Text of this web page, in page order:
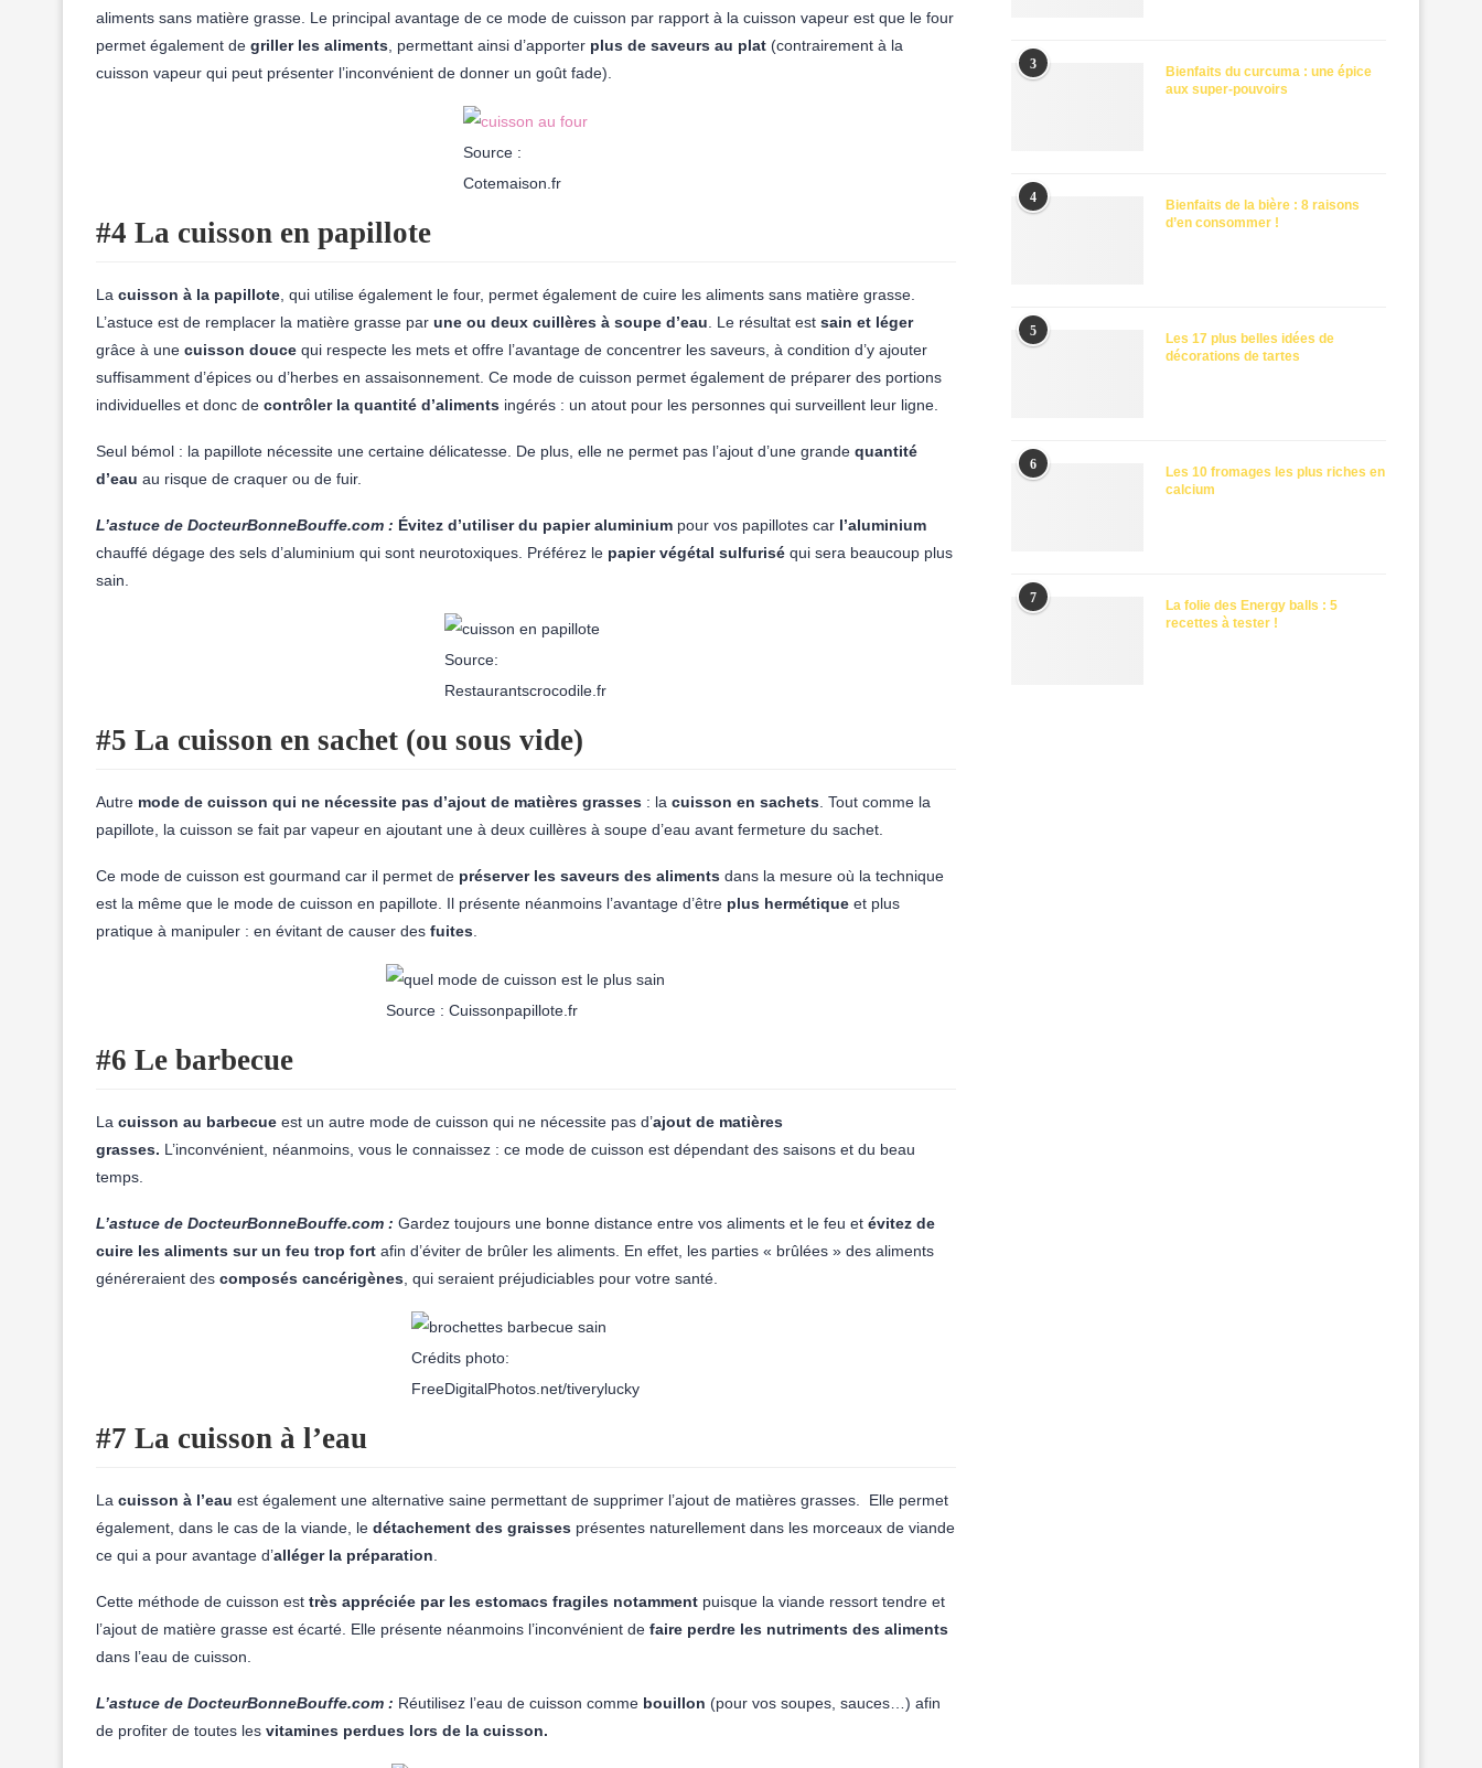
aliments sans matière grasse. Le principal avantage de ce mode de cuisson par rapport à la cuisson vapeur est que le four
permet également de griller les aliments , permettant ainsi d’apporter plus de saveurs au plat (contrairement à la
cuisson vapeur qui peut présenter l’inconvénient de donner un goût fade).
Source :
Cotemaison.fr
#4 La cuisson en papillote
La cuisson à la papillote , qui utilise également le four, permet également de cuire les aliments sans matière grasse.
L’astuce est de remplacer la matière grasse par une ou deux cuillères à soupe d’eau . Le résultat est sain et léger
grâce à une cuisson douce qui respecte les mets et offre l’avantage de concentrer les saveurs, à condition d’y ajouter
suffisamment d’épices ou d’herbes en assaisonnement. Ce mode de cuisson permet également de préparer des portions
individuelles et donc de contrôler la quantité d’aliments ingérés : un atout pour les personnes qui surveillent leur ligne.
Seul bémol : la papillote nécessite une certaine délicatesse. De plus, elle ne permet pas l’ajout d’une grande quantité
d’eau au risque de craquer ou de fuir.
L’astuce de DocteurBonneBouffe.com : Évitez d’utiliser du papier aluminium pour vos papillotes car l’aluminium
chauffé dégage des sels d’aluminium qui sont neurotoxiques. Préférez le papier végétal sulfurisé qui sera beaucoup plus
sain.
Source:
Restaurantscrocodile.fr
#5 La cuisson en sachet (ou sous vide)
Autre mode de cuisson qui ne nécessite pas d’ajout de matières grasses : la cuisson en sachets . Tout comme la
papillote, la cuisson se fait par vapeur en ajoutant une à deux cuillères à soupe d’eau avant fermeture du sachet.
Ce mode de cuisson est gourmand car il permet de préserver les saveurs des aliments dans la mesure où la technique
est la même que le mode de cuisson en papillote. Il présente néanmoins l’avantage d’être plus hermétique et plus
pratique à manipuler : en évitant de causer des fuites
Source : Cuissonpapillote.fr
#6 Le barbecue
La cuisson au barbecue est un autre mode de cuisson qui ne nécessite pas d’ajout de matières
grasses. L’inconvénient, néanmoins, vous le connaissez : ce mode de cuisson est dépendant des saisons et du beau
temps.
L’astuce de DocteurBonneBouffe.com : Gardez toujours une bonne distance entre vos aliments et le feu et évitez de
cuire les aliments sur un feu trop fort afin d’éviter de brûler les aliments. En effet, les parties « brûlées » des aliments
généreraient des composés cancérigènes , qui seraient préjudiciables pour votre santé.
Crédits photo:
FreeDigitalPhotos.net/tiverylucky
#7 La cuisson à l’eau
La cuisson à l’eau est également une alternative saine permettant de supprimer l’ajout de matières grasses. Elle permet
également, dans le cas de la viande, le détachement des graisses présentes naturellement dans les morceaux de viande
ce qui a pour avantage d’alléger la préparation
Cette méthode de cuisson est très appréciée par les estomacs fragiles notamment puisque la viande ressort tendre et
l’ajout de matière grasse est écarté. Elle présente néanmoins l’inconvénient de faire perdre les nutriments des aliments
dans l’eau de cuisson.
L’astuce de DocteurBonneBouffe.com : Réutilisez l’eau de cuisson comme bouillon (pour vos soupes, sauces…) afin
de profiter de toutes les vitamines perdues lors de la cuisson.
3
Bienfaits du curcuma : une épice
aux super-pouvoirs
4
Bienfaits de la bière : 8 raisons
d’en consommer !
5
Les 17 plus belles idées de
décorations de tartes
6
Les 10 fromages les plus riches en
calcium
7
La folie des Energy balls : 5
recettes à tester !